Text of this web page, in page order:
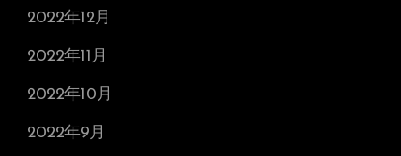
2022年12月
2022年11月
2022年10月
2022年9月